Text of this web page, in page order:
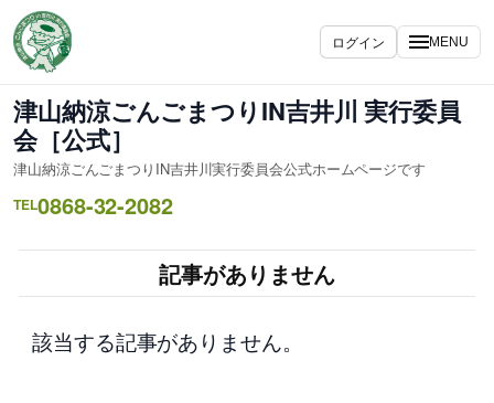
容
を
ス
キ
ッ
プ
ログイン MENU
津山納涼ごんごまつりIN吉井川 実行委員
会［公式］
津山納涼ごんごまつりIN吉井川実行委員会公式ホームページです
TEL0868-32-2082
記事がありません
該当する記事がありません。